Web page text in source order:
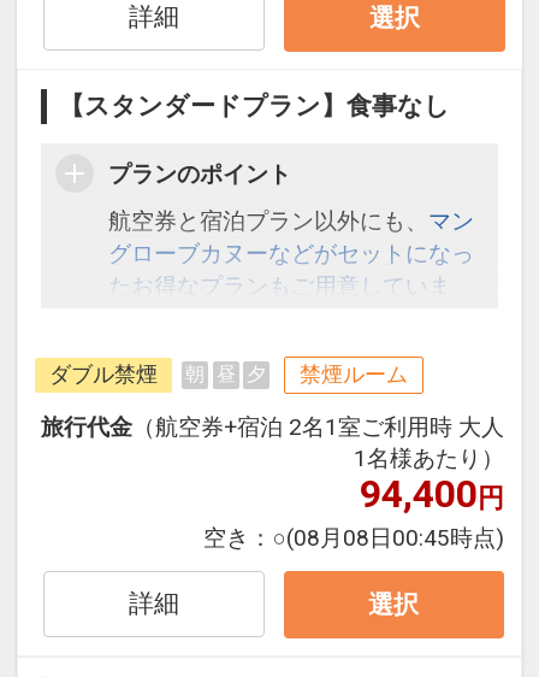
詳細 選択
【スタンダードプラン】食事なし
プランのポイント
航空券と宿泊プラン以外にも、 マン
グローブカヌーなどがセットになっ
たお得なプランもご用意していま
ダブル禁煙 朝 昼 夕 禁煙ルーム
旅行代金 （航空券+宿泊 2名1室ご利用時 大人
1名様あたり）
94,400円
空き： ○(08月08日00:45時点)
詳細 選択